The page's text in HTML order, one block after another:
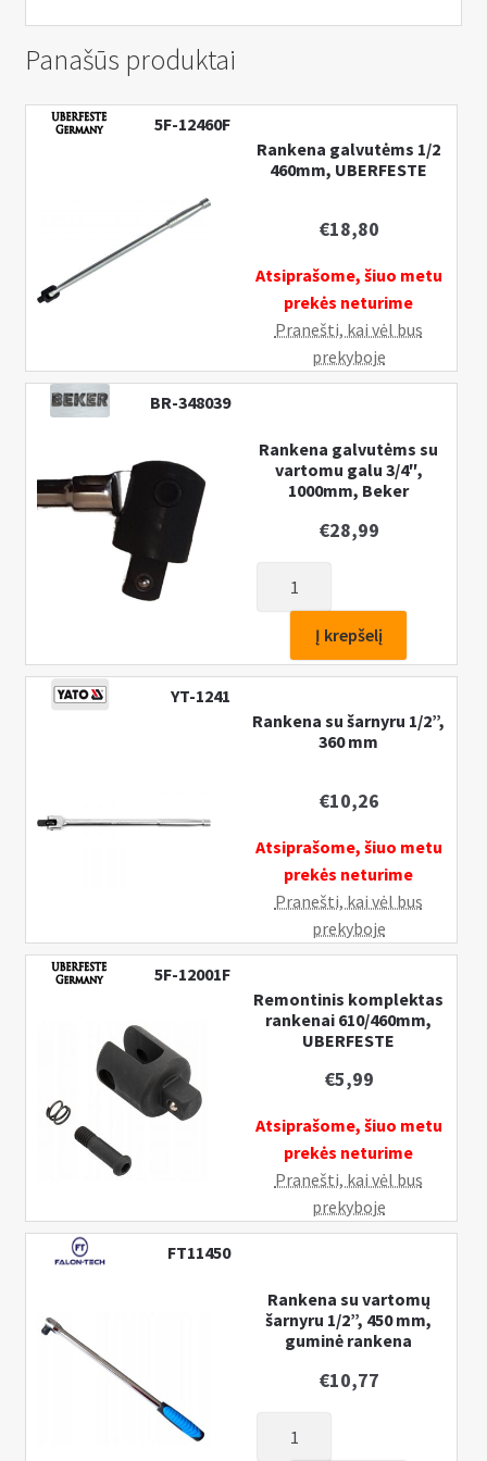
Panašūs produktai
5F-12460F
Rankena galvutėms 1/2
460mm, UBERFESTE
€18,80
Atsiprašome, šiuo metu
prekės neturime
Pranešti, kai vėl bus
prekyboje
BR-348039
Rankena galvutėms su
vartomu galu 3/4″,
1000mm, Beker
€28,99
Rankena
galvutėms
su
vartomu
1000mm,
Į krepšelį
YT-1241
Rankena su šarnyru 1/2”,
360 mm
€10,26
Atsiprašome, šiuo metu
prekės neturime
Pranešti, kai vėl bus
prekyboje
5F-12001F
Remontinis komplektas
rankenai 610/460mm,
UBERFESTE
€5,99
Atsiprašome, šiuo metu
prekės neturime
Pranešti, kai vėl bus
prekyboje
FT11450
Rankena su vartomų
šarnyru 1/2”, 450 mm,
guminė rankena
€10,77